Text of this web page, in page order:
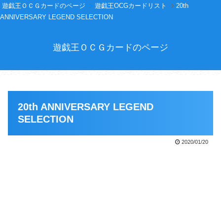
遊戯王ＯＣＧカードのページ 遊戯王OCGカードリスト
20th
ANNIVERSARY LEGEND SELECTION
遊戯王ＯＣＧカードのページ
20th ANNIVERSARY LEGEND
SELECTION
2020/01/20